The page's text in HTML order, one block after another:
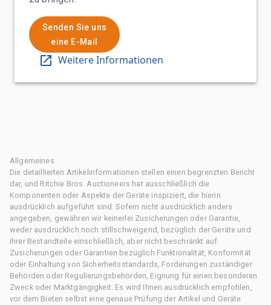
Senden Sie uns
eine E-Mail
Weitere Informationen
Allgemeines
Die detaillierten Artikelinformationen stellen einen begrenzten Bericht
dar, und Ritchie Bros. Auctioneers hat ausschließlich die
Komponenten oder Aspekte der Geräte inspiziert, die hierin
ausdrücklich aufgeführt sind. Sofern nicht ausdrücklich anders
angegeben, gewähren wir keinerlei Zusicherungen oder Garantie,
weder ausdrücklich noch stillschweigend, bezüglich der Geräte und
ihrer Bestandteile einschließlich, aber nicht beschränkt auf
Zusicherungen oder Garantien bezüglich Funktionalität, Konformität
oder Einhaltung von Sicherheitsstandards, Forderungen zuständiger
Behörden oder Regulierungsbehörden, Eignung für einen besonderen
Zweck oder Marktgängigkeit. Es wird Ihnen ausdrücklich empfohlen,
vor dem Bieten selbst eine genaue Prüfung der Artikel und Geräte